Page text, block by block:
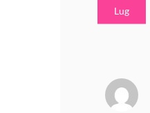
Lug